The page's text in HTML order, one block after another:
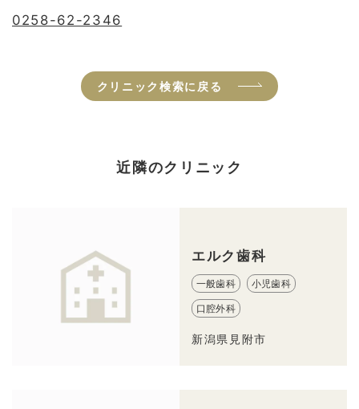
0258-62-2346
クリニック検索に戻る
近隣のクリニック
エルク歯科
一般歯科 小児歯科
口腔外科
新潟県見附市